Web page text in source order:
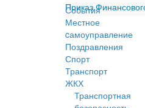
Приказ
События
Местное
cамоуправление
Поздравления
Спорт
Транспорт
ЖКХ
Транспортная